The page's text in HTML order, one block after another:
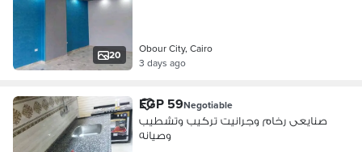
20
Obour City, Cairo
3 days ago
EGP 59Negotiable
صنايعى رخام وجرانيت تركيب وتشطيب
وصيانه